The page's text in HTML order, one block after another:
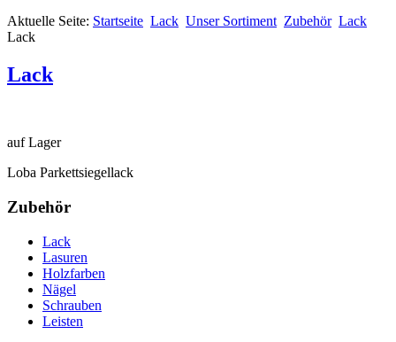
Aktuelle Seite: Startseite Lack Unser Sortiment Zubehör Lack
Lack
Lack
auf Lager
Loba Parkettsiegellack
Zubehör
Lack
Lasuren
Holzfarben
Nägel
Schrauben
Leisten